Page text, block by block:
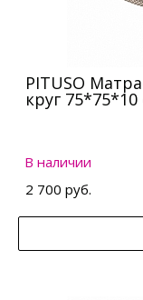
PITUSO
круг 75*75*10
В наличии
2 700 руб.